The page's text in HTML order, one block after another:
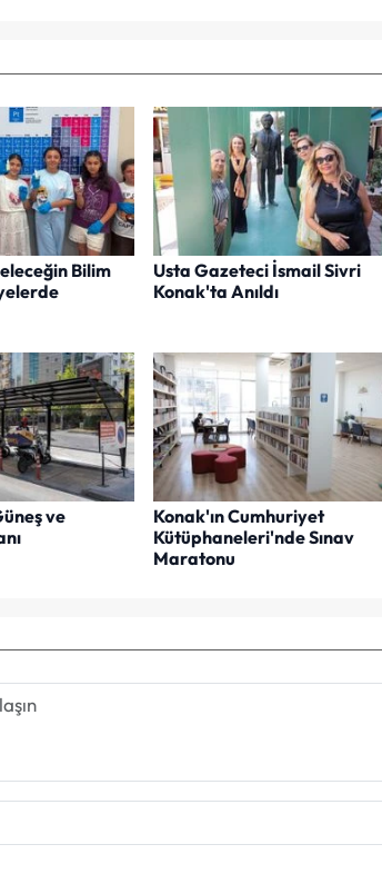
Bilim
Usta Gazeteci İsmail Sivri
Konak'ta Anıldı
ve
Konak'ın Cumhuriyet
Kütüphaneleri'nde Sınav
Maratonu